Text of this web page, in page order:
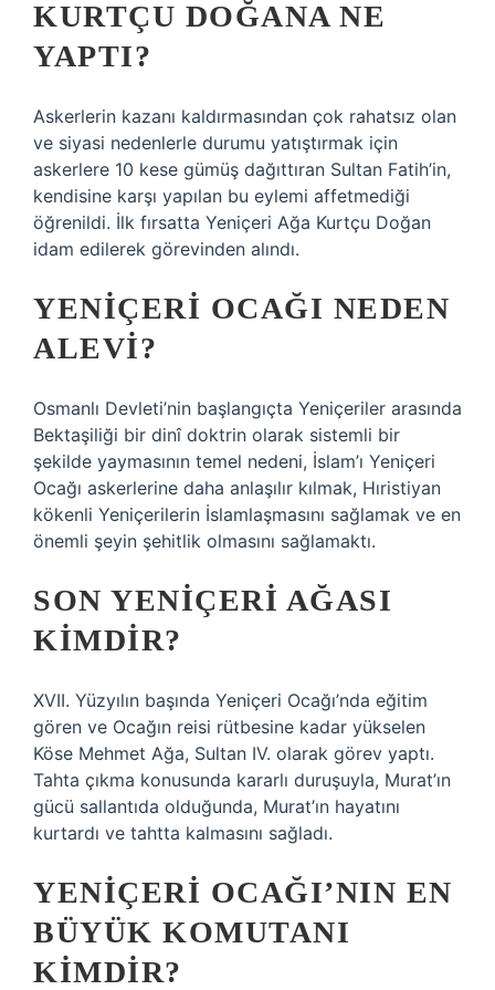
KURTÇU DOĞANA NE
YAPTI?
Askerlerin kazanı kaldırmasından çok rahatsız olan
ve siyasi nedenlerle durumu yatıştırmak için
askerlere 10 kese gümüş dağıttıran Sultan Fatih’in,
kendisine karşı yapılan bu eylemi affetmediği
öğrenildi. İlk fırsatta Yeniçeri Ağa Kurtçu Doğan
idam edilerek görevinden alındı.
YENIÇERI OCAĞI NEDEN
ALEVI?
Osmanlı Devleti’nin başlangıçta Yeniçeriler arasında
Bektaşiliği bir dinî doktrin olarak sistemli bir
şekilde yaymasının temel nedeni, İslam’ı Yeniçeri
Ocağı askerlerine daha anlaşılır kılmak, Hıristiyan
kökenli Yeniçerilerin İslamlaşmasını sağlamak ve en
önemli şeyin şehitlik olmasını sağlamaktı.
SON YENIÇERI AĞASI
KIMDIR?
XVII. Yüzyılın başında Yeniçeri Ocağı’nda eğitim
gören ve Ocağın reisi rütbesine kadar yükselen
Köse Mehmet Ağa, Sultan IV. olarak görev yaptı.
Tahta çıkma konusunda kararlı duruşuyla, Murat’ın
gücü sallantıda olduğunda, Murat’ın hayatını
kurtardı ve tahtta kalmasını sağladı.
YENIÇERI OCAĞI’NIN EN
BÜYÜK KOMUTANI
KIMDIR?